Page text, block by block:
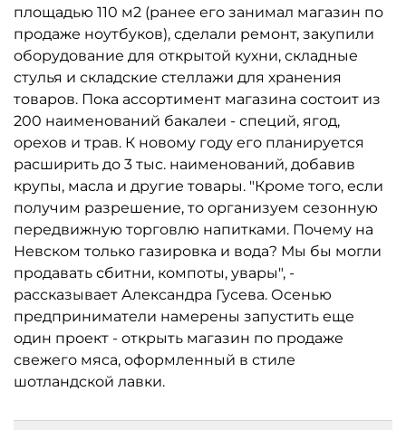
площадью 110 м2 (ранее его занимал магазин по
продаже ноутбуков), сделали ремонт, закупили
оборудование для открытой кухни, складные
стулья и складские стеллажи для хранения
товаров. Пока ассортимент магазина состоит из
200 наименований бакалеи - специй, ягод,
орехов и трав. К новому году его планируется
расширить до 3 тыс. наименований, добавив
крупы, масла и другие товары. "Кроме того, если
получим разрешение, то организуем сезонную
передвижную торговлю напитками. Почему на
Невском только газировка и вода? Мы бы могли
продавать сбитни, компоты, увары", -
рассказывает Александра Гусева. Осенью
предприниматели намерены запустить еще
один проект - открыть магазин по продаже
свежего мяса, оформленный в стиле
шотландской лавки.